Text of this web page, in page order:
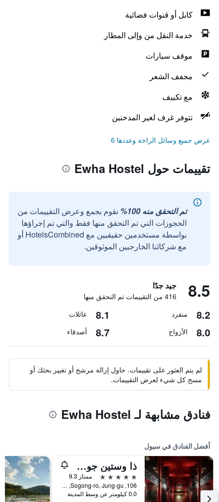
كابل أو قنوات فضائية
خدمة النقل من وإلى المطار
موقف سيارات
مجفف الشعر
مع تكييف
تتوفر غرف لغير المدخنين
عرض جميع وسائل الراحة وعددها 6
تقييمات حول Ewha Hostel
تم التحقق منه 100%
نقوم بجمع وعرض التقييمات من
الحجوزات التي تم التحقق منها فقط والتي تم إجراؤها
بواسطة مستخدمين حقيقيين مع HotelsCombined أو
مع شركائنا الخارجيين الموثوقين.
8.5 جيد جدًا
416 من التقييمات تم التحقق منها
8.2 منفرد 8.1 عائلات
8.0 الأزواج 8.7 أصدقاء
لم يتم العثور على تقييمات. حاول إزالة مرشح أو تغيير بحثك أو
مسح كل شيء لعرض التقييمات.
فنادق مشابهة لـ Ewha Hostel
أفضل الفنادق في سيول
ذا وستين جوسون سول
5 نجوم
ممتاز 9.3
106, Sogong-ro, Jung-gu, سيول, كوريا الجنوبية
0.0 كيلومتر عن وسط المدينة